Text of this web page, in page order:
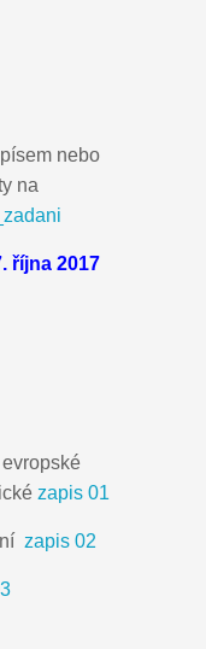
nebo
na
října 2017
zapis 01
zapis 02